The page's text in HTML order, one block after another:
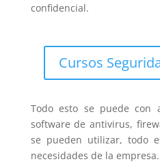
confidencial.
Cursos
Todo esto se puede con
software de antivirus,
se pueden utilizar, todo
necesidades de la empresa.